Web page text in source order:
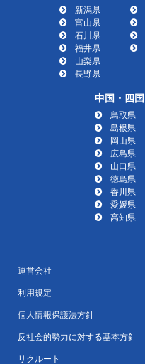
新潟県
富山県
石川県
福井県
山梨県
長野県
中国・四国
鳥取県
島根県
岡山県
広島県
山口県
徳島県
香川県
愛媛県
高知県
運営会社
利用規定
個人情報保護法方針
反社会的勢力に対する基本方針
リクルート